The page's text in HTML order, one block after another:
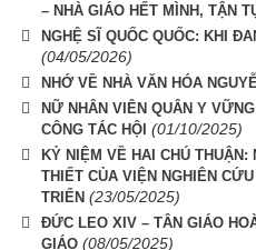
– NHÀ GIÁO HẾT MÌNH, TẬN
NGHỆ SĨ QUỐC QUỐC: KHI
(04/05/2026)
NHỚ VỀ NHÀ VĂN HÓA
NỮ NHÂN VIÊN QUÂN Y
CÔNG TÁC HỘI (01/10/2025)
KỶ NIỆM VỀ HAI CHÚ
THIẾT CỦA VIỆN NGHIÊN
TRIỂN (23/05/2025)
ĐỨC LEO XIV – TÂN GIÁO
GIÁO (08/05/2025)